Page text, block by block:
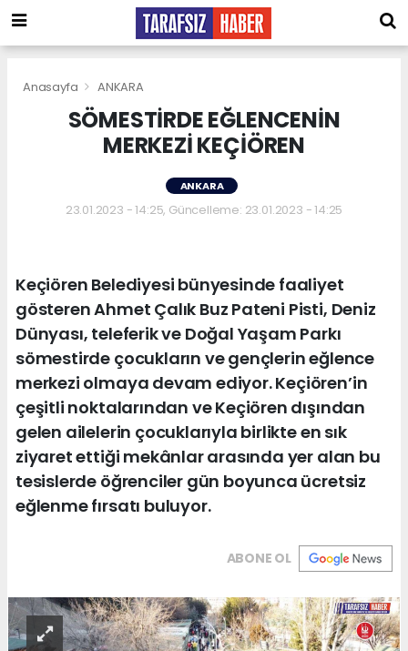
Anasayfa ANKARA
SÖMESTİRDE EĞLENCENİN
MERKEZİ KEÇİÖREN
ANKARA
23.01.2023 - 14:25, Güncelleme: 23.01.2023 - 14:25
Keçiören Belediyesi bünyesinde faaliyet
gösteren Ahmet Çalık Buz Pateni Pisti, Deniz
Dünyası, teleferik ve Doğal Yaşam Parkı
sömestirde çocukların ve gençlerin eğlence
merkezi olmaya devam ediyor. Keçiören’in
çeşitli noktalarından ve Keçiören dışından
gelen ailelerin çocuklarıyla birlikte en sık
ziyaret ettiği mekânlar arasında yer alan bu
tesislerde öğrenciler gün boyunca ücretsiz
eğlenme fırsatı buluyor.
ABONE OL